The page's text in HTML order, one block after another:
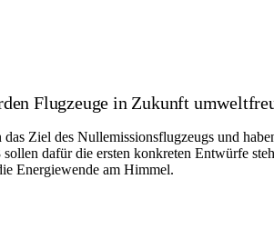
Flugzeuge in Zukunft
Ziel des Nullemissionsflugzeugs und
dafür die ersten konkreten Entwürfe
Energiewende am Himmel.